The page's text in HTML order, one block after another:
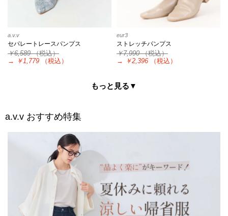
a.v.v
セパレートレースパンプス
￥6,589（税込）
→
￥1,779 （税込）
eur3
ストレッチパンプス
￥7,990（税込）
→
￥2,396 （税込）
もっと見る▼
a.v.v おすすめ特集